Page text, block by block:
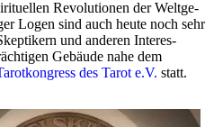
Revo­lu­tionen der Welt­ge­
Logen sind auch heute noch sehr
und anderen Inter­es­
Gebäude nahe dem
des Tarot e.V. statt.